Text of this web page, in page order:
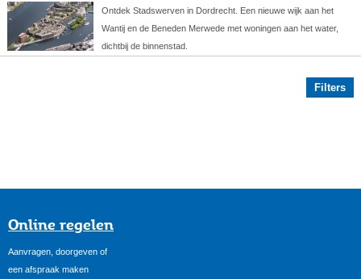
Ontdek Stadswerven in Dordrecht. Een nieuwe wijk aan het
Wantij en de Beneden Merwede met woningen aan het water,
dichtbij de binnenstad.
Filters
Online regelen
Aanvragen, doorgeven of
een afspraak maken